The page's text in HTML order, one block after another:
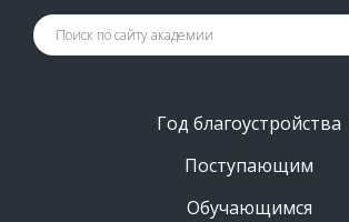
Год благоустройства
Поступающим
Обучающимся